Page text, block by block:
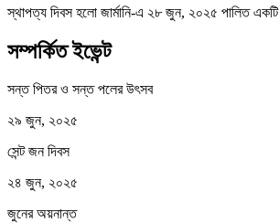
স্থাপত্য দিবস হলো জার্মানি-এ ২৮ জুন, ২০২৫ পালিত একটি
সম্পর্কিত ইভেন্ট
সন্ত পিতর ও সন্ত পলের উৎসব
২৯ জুন, ২০২৫
সেন্ট জন দিবস
২৪ জুন, ২০২৫
জুনের অয়নান্ত